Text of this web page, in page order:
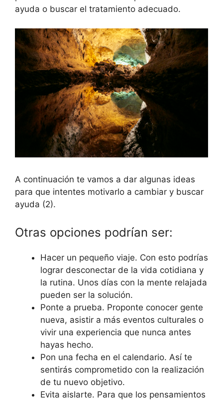
ayuda o buscar el tratamiento adecuado.
A continuación te vamos a dar algunas ideas
para que intentes motivarlo a cambiar y buscar
ayuda (2).
Otras opciones podrían ser:
Hacer un pequeño viaje. Con esto podrías
lograr desconectar de la vida cotidiana y
la rutina. Unos días con la mente relajada
pueden ser la solución.
Ponte a prueba. Proponte conocer gente
nueva, asistir a más eventos culturales o
vivir una experiencia que nunca antes
hayas hecho.
Pon una fecha en el calendario. Así te
sentirás comprometido con la realización
de tu nuevo objetivo.
Evita aislarte. Para que los pensamientos